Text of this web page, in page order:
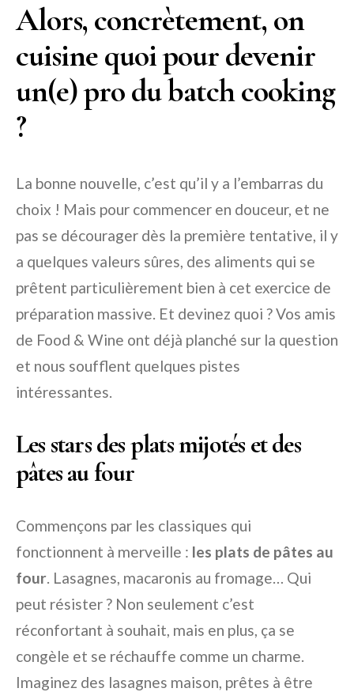
Alors, concrètement, on
cuisine quoi pour devenir
un(e) pro du batch cooking
?
La bonne nouvelle, c’est qu’il y a l’embarras du
choix ! Mais pour commencer en douceur, et ne
pas se décourager dès la première tentative, il y
a quelques valeurs sûres, des aliments qui se
prêtent particulièrement bien à cet exercice de
préparation massive. Et devinez quoi ? Vos amis
de Food & Wine ont déjà planché sur la question
et nous soufflent quelques pistes
intéressantes.
Les stars des plats mijotés et des
pâtes au four
Commençons par les classiques qui
fonctionnent à merveille : les plats de pâtes au
four. Lasagnes, macaronis au fromage… Qui
peut résister ? Non seulement c’est
réconfortant à souhait, mais en plus, ça se
congèle et se réchauffe comme un charme.
Imaginez des lasagnes maison, prêtes à être